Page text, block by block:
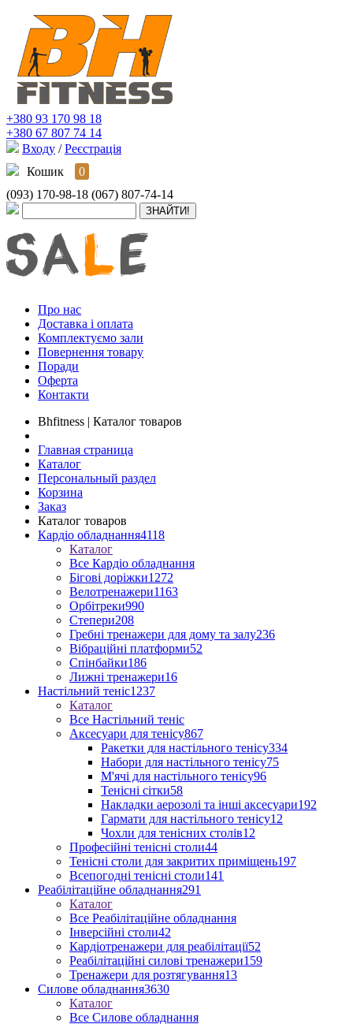
+380 93 170 98 18
+380 67 807 74 14
Входу / Реєстрація
Кошик
0
(093) 170-98-18 (067) 807-74-14
Про нас
Доставка і оплата
Комплектуємо зали
Повернення товару
Поради
Оферта
Контакти
Bhfitness | Каталог товаров
Главная страница
Каталог
Персональный раздел
Корзина
Заказ
Каталог товаров
Кардіо обладнання4118
Каталог
Все Кардіо обладнання
Бігові доріжки1272
Велотренажери1163
Орбітреки990
Степери208
Гребні тренажери для дому та залу236
Вібраційні платформи52
Спінбайки186
Лижні тренажери16
Настільний теніс1237
Каталог
Все Настільний теніс
Аксесуари для тенісу867
Ракетки для настільного тенісу334
Набори для настільного тенісу75
М'ячі для настільного тенісу96
Тенісні сітки58
Накладки аерозолі та інші аксесуари192
Гармати для настільного тенісу12
Чохли для тенісних столів12
Професійні тенісні столи44
Тенісні столи для закритих приміщень197
Всепогодні тенісні столи141
Реабілітаційне обладнання291
Каталог
Все Реабілітаційне обладнання
Інверсійні столи42
Кардіотренажери для реабілітації52
Реабілітаційні силові тренажери159
Тренажери для розтягування13
Силове обладнання3630
Каталог
Все Силове обладнання